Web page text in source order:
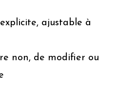
ajustable à
non, de modifier ou